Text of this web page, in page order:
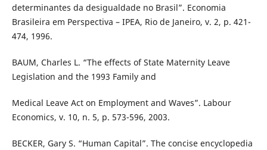
determinantes da desigualdade no Brasil”. Economia
Brasileira em Perspectiva – IPEA, Rio de Janeiro, v. 2, p. 421-
474, 1996.
BAUM, Charles L. “The effects of State Maternity Leave
Legislation and the 1993 Family and
Medical Leave Act on Employment and Waves”. Labour
Economics, v. 10, n. 5, p. 573-596, 2003.
BECKER, Gary S. “Human Capital”. The concise encyclopedia